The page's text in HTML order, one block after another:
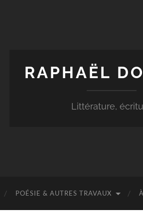
RAPHAËL
Littérature,
POÉSIE & AUTRES TRAVAUX